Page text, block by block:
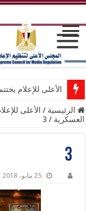
الأعلى للإعلام
الرئيسية / الأعلى
العسكرية /
3
3
25 مايو، 2018